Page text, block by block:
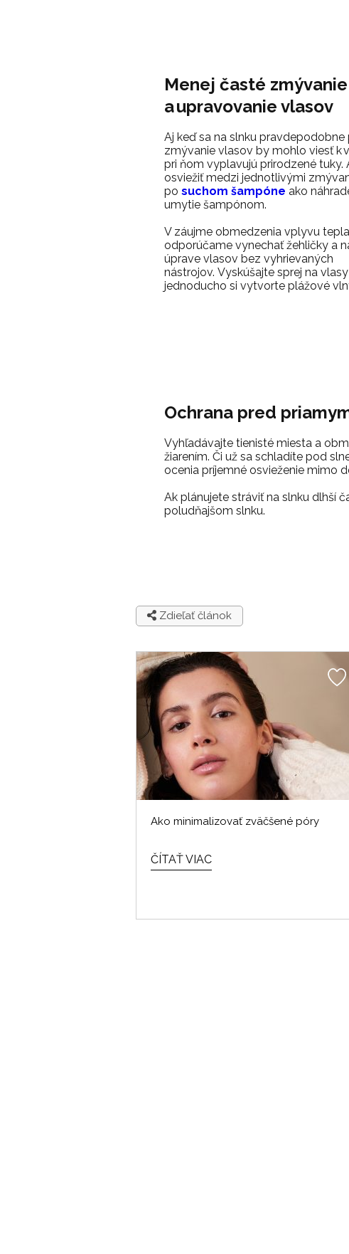
Menej časté zmývanie
a upravovanie vlasov
Aj keď sa na slnku pravdepodobne
zmývanie vlasov by mohlo viesť k
pri ňom vyplavujú prirodzené tuky.
osviežiť medzi jednotlivými
po suchom šampóne ako
umytie šampónom.
V záujme obmedzenia vplyvu
odporúčame vynechať žehličky a
úprave vlasov bez vyhrievaných
nástrojov. Vyskúšajte sprej na
jednoducho si vytvorte plážové
Ochrana pred
Vyhľadávajte tienisté miesta a
žiarením. Či už sa schladíte pod
ocenia príjemné osvieženie mimo
Ak plánujete stráviť na slnku dlhší
poludňajšom slnku.
Zdieľať článok
Ako minimalizovať zväčšené póry
ČÍTAŤ VIAC